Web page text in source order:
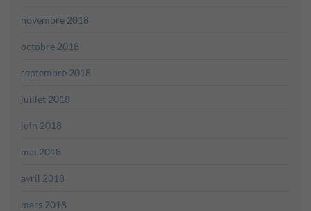
novembre 2018
octobre 2018
septembre 2018
juillet 2018
juin 2018
mai 2018
avril 2018
mars 2018